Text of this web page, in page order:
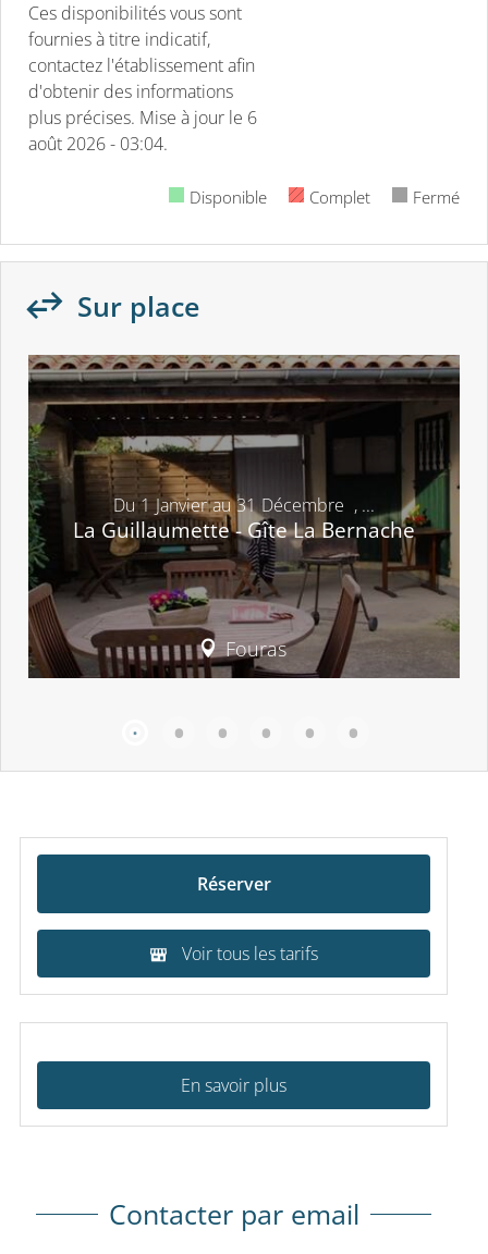
Ces disponibilités vous sont
fournies à titre indicatif,
contactez l'établissement afin
d'obtenir des informations
plus précises. Mise à jour le 6
août 2026 - 03:04.
Disponible Complet Fermé
Sur place
Du 1 Janvier au 31 Décembre , ...
La Guillaumette - Gîte La Bernache
Fouras
Réserver
Voir tous les tarifs
En savoir plus
Contacter par email